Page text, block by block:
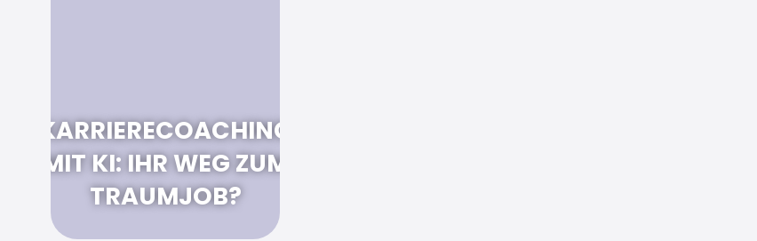
KARRIERECOACHING
MIT KI: IHR WEG ZUM
TRAUMJOB?